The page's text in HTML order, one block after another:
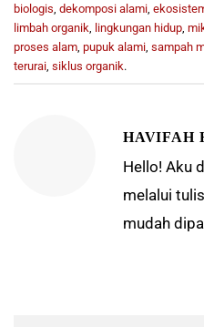
biologis dekomposi alami
limbah organik
lingkungan hidup
proses alam pupuk alami sampah
terurai siklus organik.
HAVIFAH
Hello! Aku
melalui
mudah